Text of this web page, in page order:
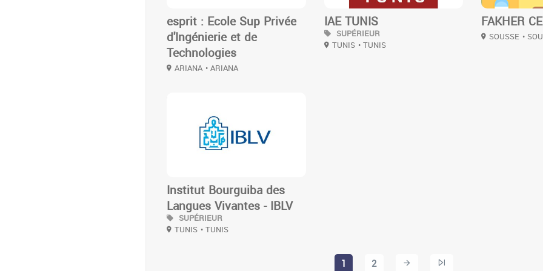
esprit : Ecole Sup Privée
d'Ingénierie et de
Technologies
ARIANA • ARIANA
IAE TUNIS
SUPÉRIEUR
TUNIS • TUNIS
FAKHER
SOUSSE •
Institut Bourguiba des
Langues Vivantes - IBLV
SUPÉRIEUR
TUNIS • TUNIS
1 2